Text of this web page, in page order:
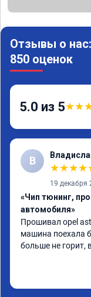
Отзывы о нас:
850 оценок
5.0 из 5★★
В
★★★★
19 декабря
«Чип тюнинг,
автомобиля»
Прошивал opel
машина поехала
больше не горит,